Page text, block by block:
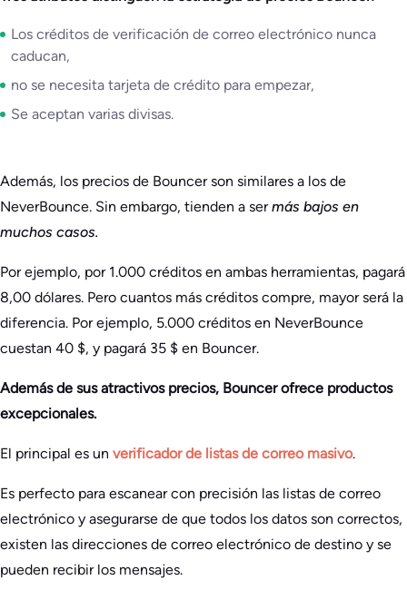
Los créditos de verificación de correo electrónico nunca
caducan,
no se necesita tarjeta de crédito para empezar,
Se aceptan varias divisas.
Además, los precios de Bouncer son similares a los de
NeverBounce. Sin embargo, tienden a sermás bajos en
muchos casos.
Por ejemplo, por 1.000 créditos en ambas herramientas, pagará
8,00 dólares. Pero cuantos más créditos compre, mayor será la
diferencia. Por ejemplo, 5.000 créditos en NeverBounce
cuestan 40 $, y pagará 35 $ en Bouncer.
Además de sus atractivos precios, Bouncer ofrece productos
excepcionales.
El principal es un verificador de listas de correo masivo.
Es perfecto para escanear con precisión las listas de correo
electrónico y asegurarse de que todos los datos son correctos,
existen las direcciones de correo electrónico de destino y se
pueden recibir los mensajes.